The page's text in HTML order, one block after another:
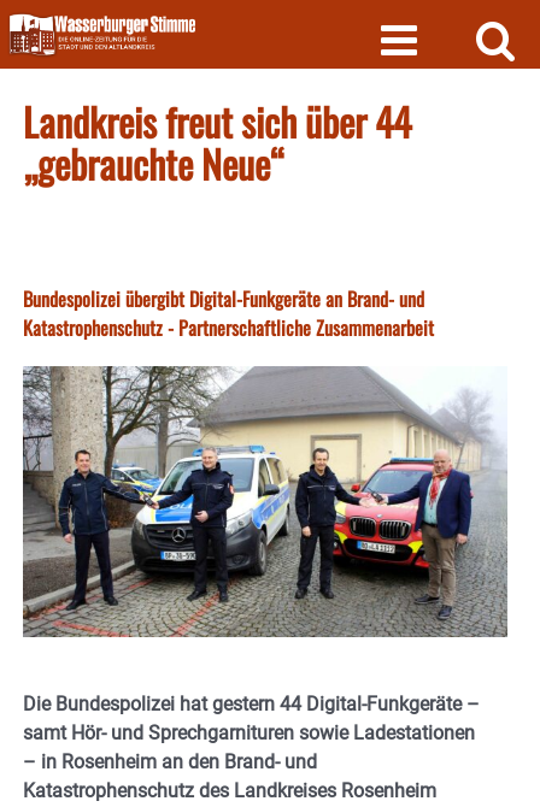
Skip
to
content
Landkreis freut sich über 44
„gebrauchte Neue“
Bundespolizei übergibt Digital-Funkgeräte an Brand- und
Katastrophenschutz - Partnerschaftliche Zusammenarbeit
Die Bundespolizei hat gestern 44 Digital-Funkgeräte –
samt Hör- und Sprechgarnituren sowie Ladestationen
– in Rosenheim an den Brand- und
Katastrophenschutz des Landkreises Rosenheim